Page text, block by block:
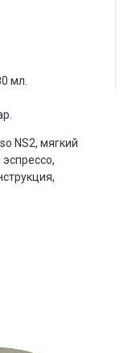
мл.
NS2, мягкий